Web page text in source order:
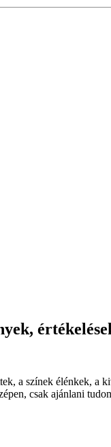
a színek élénkek, a
csak ajánlani